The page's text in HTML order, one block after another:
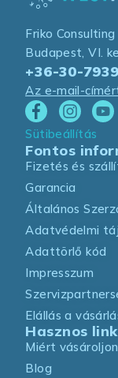
Friko
Budapest, VI.
+36-30-
Az e-mail-
Sütibeállítás
Fontos
Fizetés és
Garancia
Általános
Adatvédelmi
Adattörlő kód
Impresszum
Elállás a
Hasznos
Miért vásároljon
Blog